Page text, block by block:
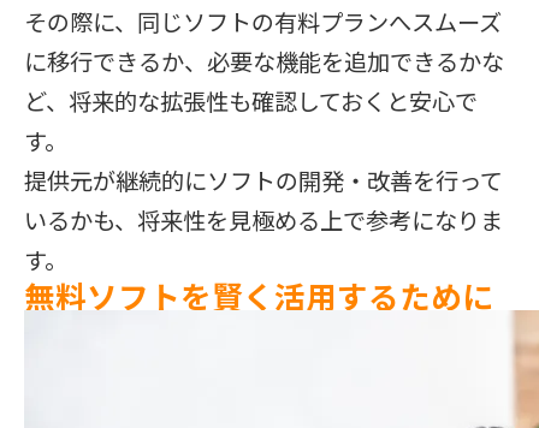
その際に、同じソフトの有料プランへスムーズ
に移行できるか、必要な機能を追加できるかな
ど、将来的な拡張性も確認しておくと安心で
す。
提供元が継続的にソフトの開発・改善を行って
いるかも、将来性を見極める上で参考になりま
す。
無料ソフトを賢く活用するために